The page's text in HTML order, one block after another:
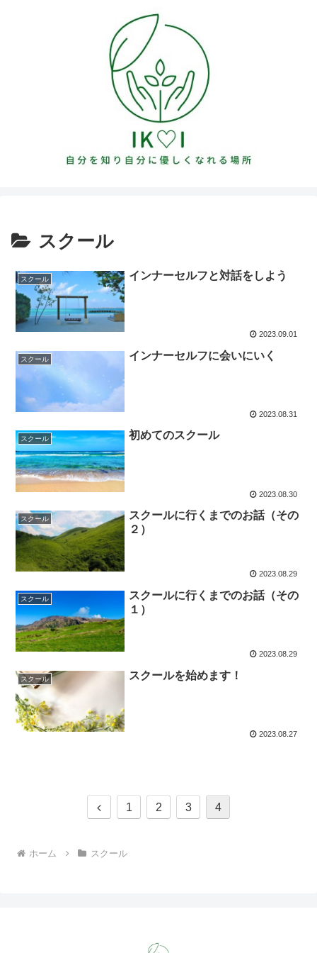
スクール
スクール インナーセルフと対話をしよう
2023.09.01
スクール インナーセルフに会いにいく
2023.08.31
スクール 初めてのスクール
2023.08.30
スクール
スクールに行くまでのお話（その
２）
2023.08.29
スクール
スクールに行くまでのお話（その
１）
2023.08.29
スクール スクールを始めます！
2023.08.27
前
1 2 3 4
ホーム スクール